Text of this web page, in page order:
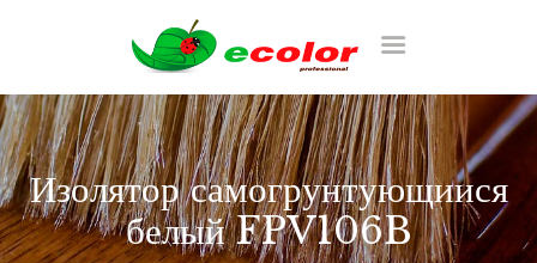
Изолятор самогрунтующиися
белый FPV106B
RU